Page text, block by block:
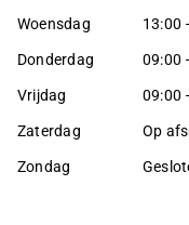
Woensdag 13:00
Donderdag 09:00
Vrijdag 09:00
Zaterdag Op
Zondag